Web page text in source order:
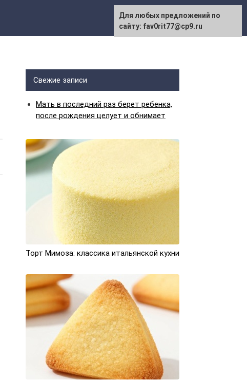
Свежие записи
Мать в последний раз берет ребенка,
после рождения целует и обнимает
Торт Мимоза: классика итальянской кухни
Для любых предложений по
сайту: fav0rit77@cp9.ru